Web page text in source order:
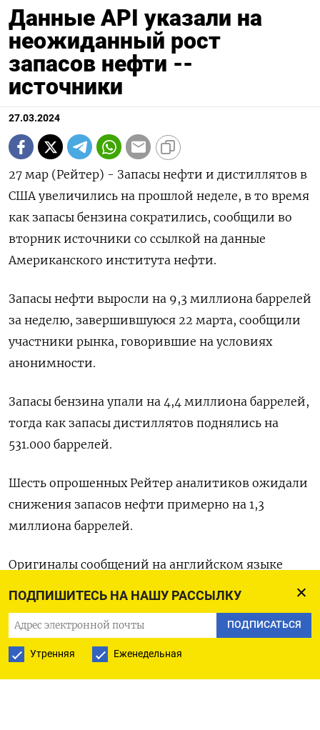
ПОДПИШИТЕСЬ НА НАШУ РАССЫЛКУ
ПОДПИСАТЬСЯ
Утренняя Еженедельная
Данные API указали на
неожиданный рост
запасов нефти --
источники
27.03.2024
27 мар (Рейтер) - Запасы нефти и дистиллятов в
США увеличились на прошлой неделе, в то время
как запасы бензина сократились, сообщили во
вторник источники со ссылкой на данные
Американского института нефти.
Запасы нефти выросли на 9,3 миллиона баррелей
за неделю, завершившуюся 22 марта, сообщили
участники рынка, говорившие на условиях
анонимности.
Запасы бензина упали на 4,4 миллиона баррелей,
тогда как запасы дистиллятов поднялись на
531.000 баррелей.
Шесть опрошенных Рейтер аналитиков ожидали
снижения запасов нефти примерно на 1,3
миллиона баррелей.
Оригиналы сообщений на английском языке